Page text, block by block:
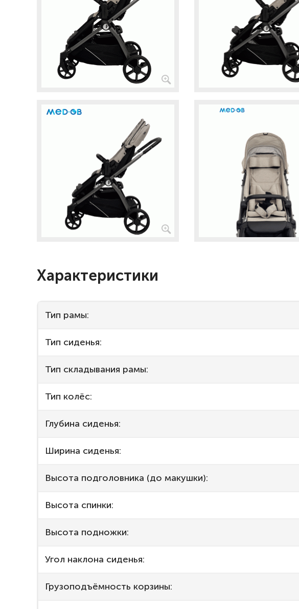
Характеристики
Тип рамы:
Тип сиденья:
Тип складывания рамы:
Тип колёс:
Глубина сиденья:
Ширина сиденья:
Высота подголовника (до макушки):
Высота спинки:
Высота подножки:
Угол наклона сиденья:
Грузоподъёмность корзины: